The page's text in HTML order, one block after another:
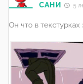
САНИ 5
Он что в